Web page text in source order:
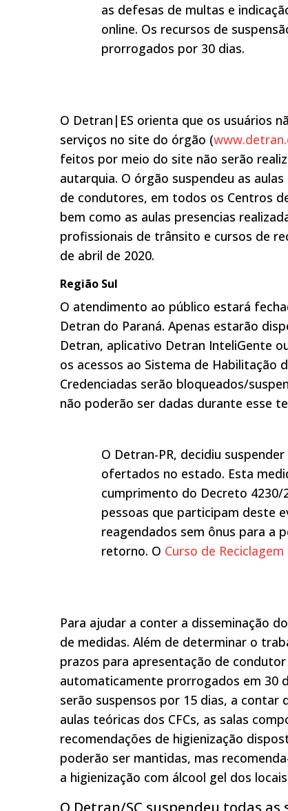
as defesas de multas e
online. Os recursos de
prorrogados por 30 dias.
O Detran|ES orienta que os usuários
serviços no site do órgão (
feitos por meio do site não serão
autarquia. O órgão suspendeu as
de condutores, em todos os Centros
bem como as aulas presencias
profissionais de trânsito e cursos de
de abril de 2020.
Região Sul
O atendimento ao público estará
Detran do Paraná. Apenas estarão
Detran, aplicativo Detran InteliGente
os acessos ao Sistema de Habilitação
Credenciadas serão bloqueados/
não poderão ser dadas durante esse
O Detran-PR, decidiu
ofertados no estado. Esta
cumprimento do Decreto 4230/
pessoas que participam deste
reagendados sem ônus para a
retorno. O Curso de Reciclagem
Para ajudar a conter a disseminação
de medidas. Além de determinar o
prazos para apresentação de
automaticamente prorrogados em 30
serão suspensos por 15 dias, a contar
aulas teóricas dos CFCs, as salas
recomendações de higienização
poderão ser mantidas, mas
a higienização com álcool gel dos
O Detran/SC suspendeu todas